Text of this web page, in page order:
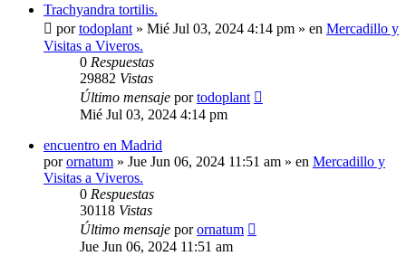
Trachyandra tortilis.
portodoplant » Mié Jul 03, 2024 4:14 pm » en Mercadillo y
Visitas a Viveros.
0 Respuestas
29882 Vistas
Último mensaje portodoplant
Mié Jul 03, 2024 4:14 pm
encuentro en Madrid
porornatum » Jue Jun 06, 2024 11:51 am » en Mercadillo y
Visitas a Viveros.
0 Respuestas
30118 Vistas
Último mensaje porornatum
Jue Jun 06, 2024 11:51 am